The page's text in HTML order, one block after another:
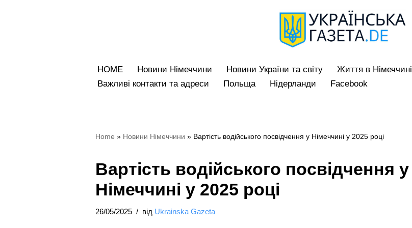
HOME
Новини Німеччини Hовини України та світу Життя в Німеччині
Bажливі контакти та адреси
Польща Нідерланди Facebook
Home » Новини Німеччини » Вартість водійського посвідчення у Німеччині у 2025 році
Вартість водійського посвідчення у
Німеччині у 2025 році
26/05/2025 від Ukrainska Gazeta